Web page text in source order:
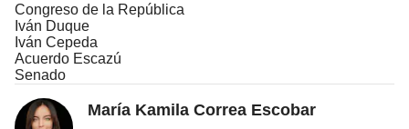
Congreso de la República
Iván Duque
Iván Cepeda
Acuerdo Escazú
Senado
María Kamila Correa Escobar